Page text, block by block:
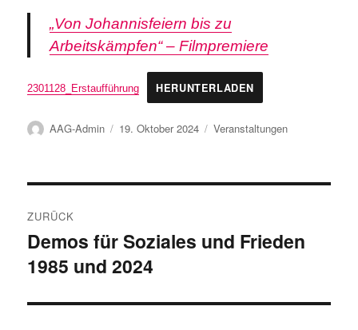
„Von Johannisfeiern bis zu
Arbeitskämpfen“ – Filmpremiere
2301128_Erstaufführung HERUNTERLADEN
Autor
AAG-Admin
Veröffentlicht
19. Oktober 2024 Kategorien
Veranstaltungen
ZURÜCK
Vorheriger
Beitrag:
Demos für Soziales und Frieden
1985 und 2024